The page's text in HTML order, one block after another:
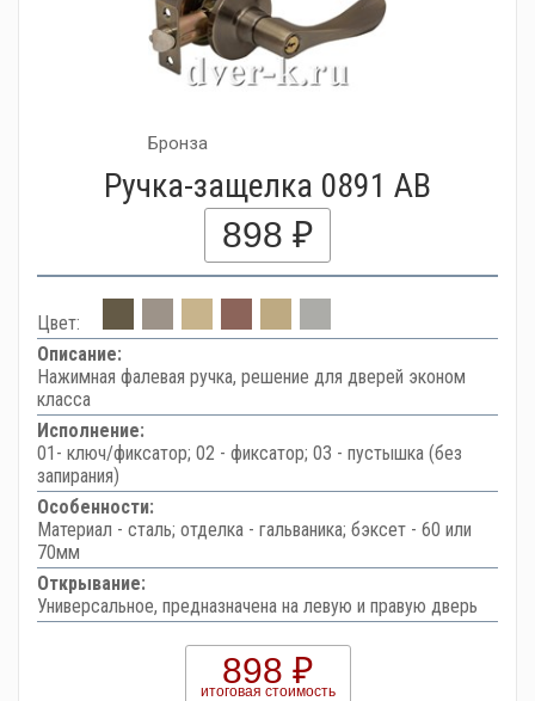
Бронза
Ручка-защелка 0891 AB
898 ₽
Цвет:
Описание:
Нажимная фалевая ручка, решение для дверей эконом
класса
Исполнение:
01- ключ/фиксатор; 02 - фиксатор; 03 - пустышка (без
запирания)
Особенности:
Материал - сталь; отделка - гальваника; бэксет - 60 или
70мм
Открывание:
Универсальное, предназначена на левую и правую дверь
898 ₽
итоговая стоимость